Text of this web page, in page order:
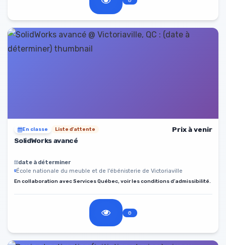
En classe Liste d'attente
Prix à venir
SolidWorks avancé
date à déterminer
École nationale du meuble et de l'ébénisterie de Victoriaville
En collaboration avec Services Québec, voir les conditions d'admissibilité.